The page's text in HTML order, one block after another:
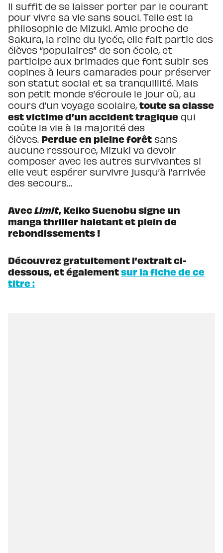
Il suffit de se laisser porter par le courant
pour vivre sa vie sans souci. Telle est la
philosophie de Mizuki. Amie proche de
Sakura, la reine du lycée, elle fait partie des
élèves “populaires” de son école, et
participe aux brimades que font subir ses
copines à leurs camarades pour préserver
son statut social et sa tranquillité. Mais
son petit monde s’écroule le jour où, au
cours d’un voyage scolaire, toute sa classe
est victime d’un accident tragique qui
coûte la vie à la majorité des
élèves. Perdue en pleine forêt sans
aucune ressource, Mizuki va devoir
composer avec les autres survivantes si
elle veut espérer survivre jusqu’à l’arrivée
des secours…
AvecLimit, Keiko Suenobu signe un
manga thriller haletant et plein de
rebondissements !
Découvrez gratuitement l’extrait ci-
dessous, et égalementsur la fiche de ce
titre :